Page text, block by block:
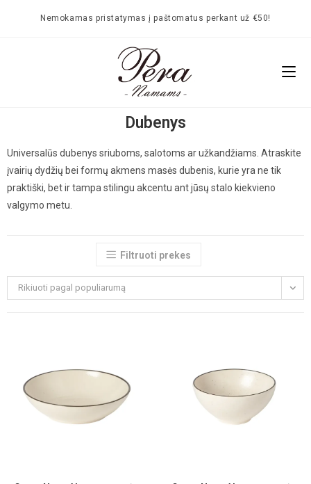
Nemokamas pristatymas į paštomatus perkant už €50!
Dubenys
Universalūs dubenys sriuboms, salotoms ar užkandžiams. Atraskite
įvairių dydžių bei formų akmens masės dubenis, kurie yra ne tik
praktiški, bet ir tampa stilingu akcentu ant jūsų stalo kiekvieno
valgymo metu.
Filtruoti prekes
Rikiuoti pagal populiarumą